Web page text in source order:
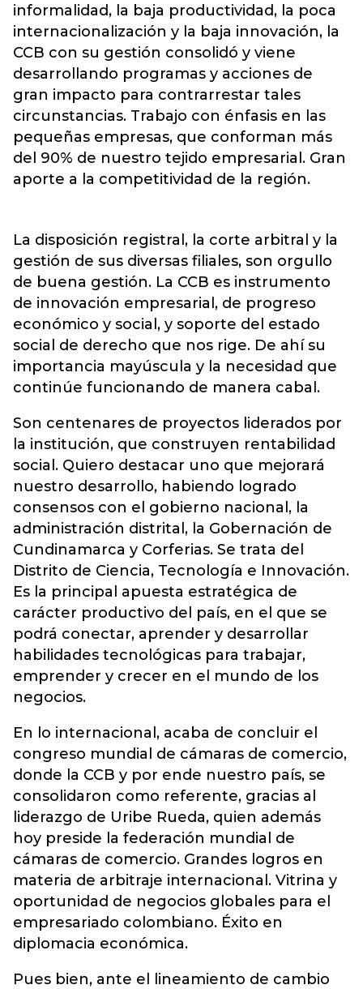
informalidad, la baja productividad, la poca
internacionalización y la baja innovación, la
CCB con su gestión consolidó y viene
desarrollando programas y acciones de
gran impacto para contrarrestar tales
circunstancias. Trabajo con énfasis en las
pequeñas empresas, que conforman más
del 90% de nuestro tejido empresarial. Gran
aporte a la competitividad de la región.
La disposición registral, la corte arbitral y la
gestión de sus diversas filiales, son orgullo
de buena gestión. La CCB es instrumento
de innovación empresarial, de progreso
económico y social, y soporte del estado
social de derecho que nos rige. De ahí su
importancia mayúscula y la necesidad que
continúe funcionando de manera cabal.
Son centenares de proyectos liderados por
la institución, que construyen rentabilidad
social. Quiero destacar uno que mejorará
nuestro desarrollo, habiendo logrado
consensos con el gobierno nacional, la
administración distrital, la Gobernación de
Cundinamarca y Corferias. Se trata del
Distrito de Ciencia, Tecnología e Innovación.
Es la principal apuesta estratégica de
carácter productivo del país, en el que se
podrá conectar, aprender y desarrollar
habilidades tecnológicas para trabajar,
emprender y crecer en el mundo de los
negocios.
En lo internacional, acaba de concluir el
congreso mundial de cámaras de comercio,
donde la CCB y por ende nuestro país, se
consolidaron como referente, gracias al
liderazgo de Uribe Rueda, quien además
hoy preside la federación mundial de
cámaras de comercio. Grandes logros en
materia de arbitraje internacional. Vitrina y
oportunidad de negocios globales para el
empresariado colombiano. Éxito en
diplomacia económica.
Pues bien, ante el lineamiento de cambio